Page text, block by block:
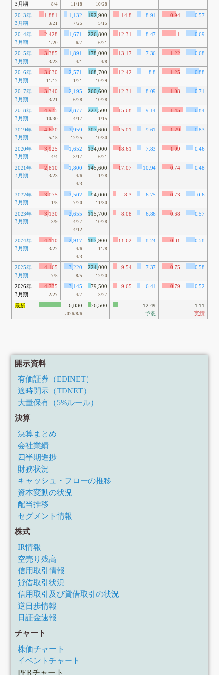
3月期
8/4 11/18 10/28
2013年
3月期
1,881
3/21
1,132
7/25
192,900
5/15
14.8 8.91 0.94 0.57
2014年
3月期
2,428
1/20
1,671
6/7
226,800
6/21
12.31 8.47 1 0.69
2015年
3月期
3,385
3/23
1,891
4/1
178,000
4/8
13.17 7.36 1.22 0.68
2016年
3月期
3,630
11/12
2,571
1/21
168,700
10/29
12.42 8.8 1.25 0.88
2017年
3月期
3,340
3/21
2,195
6/28
260,600
10/28
12.31 8.09 1.08 0.71
2018年
3月期
4,935
10/30
2,877
4/17
227,500
1/15
15.68 9.14 1.45 0.84
2019年
3月期
4,620
5/15
2,959
12/25
207,600
10/30
15.01 9.61 1.29 0.83
2020年
3月期
3,925
4/4
1,652
3/17
134,000
6/21
18.61 7.83 1.09 0.46
2021年
3月期
2,810
3/23
1,800
4/6
4/3
145,600
1/28
17.07 10.94 0.74 0.48
2022年
3月期
3,075
1/5
2,502
7/20
94,000
11/30
8.3 6.75 0.73 0.6
2023年
3月期
3,130
3/9
2,655
4/27
4/12
115,700
10/28
8.08 6.86 0.68 0.57
2024年
3月期
4,110
3/22
2,917
4/6
4/3
187,900
11/8
11.62 8.24 0.81 0.58
2025年
3月期
4,165
7/5
3,220
8/5
224,000
12/20
9.54 7.37 0.75 0.58
2026年
3月期
4,735
2/27
3,145
4/7
79,500
3/27
9.65 6.41 0.79 0.52
最新
6,830
2026/8/6
76,500
12.49
予想
1.11
実績
開示資料
有価証券（EDINET）
適時開示（TDNET）
大量保有（5%ルール）
決算
決算まとめ
会社業績
四半期進捗
財務状況
キャッシュ・フローの推移
資本変動の状況
配当推移
セグメント情報
株式
IR情報
空売り残高
信用取引情報
貸借取引状況
信用取引及び貸借取引の状況
逆日歩情報
日証金速報
チャート
株価チャート
イベントチャート
PERチャート